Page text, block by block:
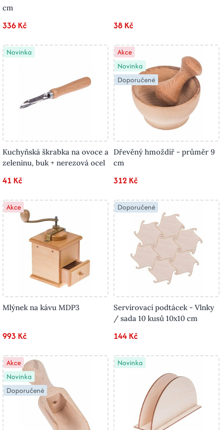
cm
336 Kč 38 Kč
Novinka
Kuchyňská škrabka na ovoce a
zeleninu, buk + nerezová ocel
41 Kč
Akce
Novinka
Doporučené
Dřevěný hmoždíř - průměr 9
cm
312 Kč
Akce
Mlýnek na kávu MDP3
993 Kč
Doporučené
Servírovací podtácek - Vlnky
/ sada 10 kusů 10x10 cm
144 Kč
Akce
Novinka
Doporučené
Novinka